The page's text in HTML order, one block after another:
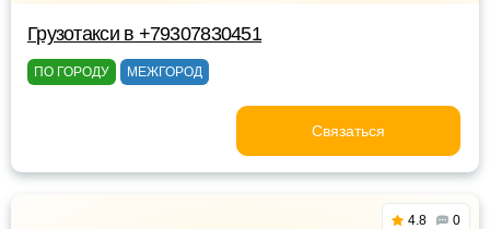
Грузотакси в +79307830451
ПО ГОРОДУ МЕЖГОРОД
Связаться
4.8 0